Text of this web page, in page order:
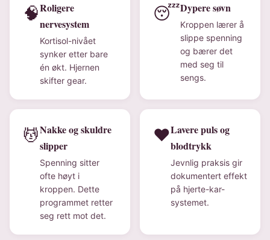
🧠Roligere
nervesystem
Kortisol-nivået
synker etter bare
én økt. Hjernen
skifter gear.
😴Dypere søvn
Kroppen lærer å
slippe spenning
og bærer det
med seg til
sengs.
💆Nakke og skuldre
slipper
Spenning sitter
ofte høyt i
kroppen. Dette
programmet retter
seg rett mot det.
❤️Lavere puls og
blodtrykk
Jevnlig praksis gir
dokumentert effekt
på hjerte-kar-
systemet.